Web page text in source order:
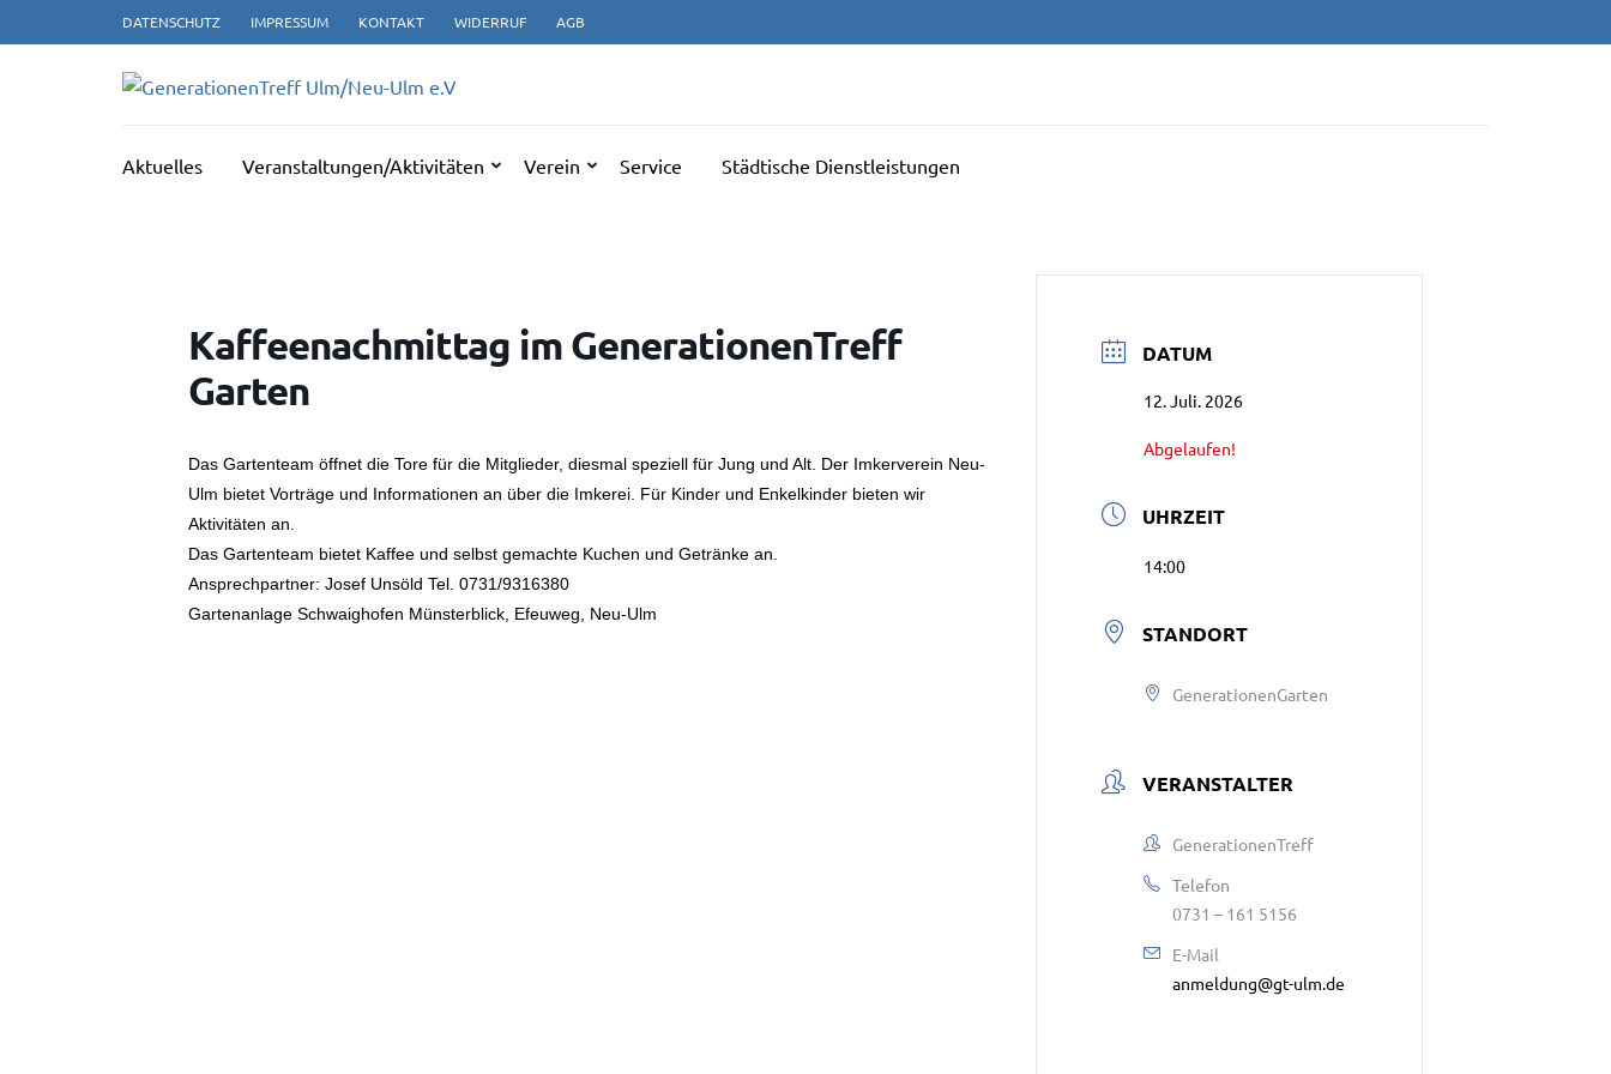
Inhalt
DATENSCHUTZ IMPRESSUM KONTAKT WIDERRUF AGB
Aktuelles Veranstaltungen/Aktivitäten Verein Service Städtische Dienstleistungen
Kaffeenachmittag im GenerationenTreff
Garten
Das Gartenteam öffnet die Tore für die Mitglieder, diesmal speziell für Jung und Alt. Der Imkerverein Neu-
Ulm bietet Vorträge und Informationen an über die Imkerei. Für Kinder und Enkelkinder bieten wir
Aktivitäten an.
Das Gartenteam bietet Kaffee und selbst gemachte Kuchen und Getränke an.
Ansprechpartner: Josef Unsöld Tel. 0731/9316380
Gartenanlage Schwaighofen Münsterblick, Efeuweg, Neu-Ulm
DATUM
12. Juli. 2026
Abgelaufen!
UHRZEIT
14:00
STANDORT
GenerationenGarten
VERANSTALTER
GenerationenTreff
Telefon
0731 – 161 5156
E-Mail
anmeldung@gt-ulm.de